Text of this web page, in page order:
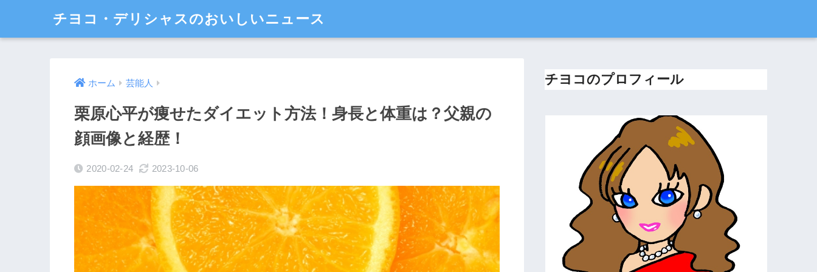
チヨコ・デリシャスのおいしいニュース
ホーム 芸能人
栗原心平が痩せたダイエット方法！身長と体重は？父親の
顔画像と経歴！
2020-02-24 2023-10-06
チヨコのプロフィール